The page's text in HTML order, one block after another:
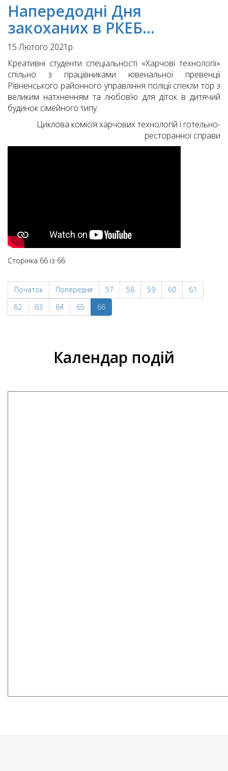
Напередодні Дня
закоханих в РКЕБ…
15 Лютого 2021р.
Креативні студенти спеціальності «Харчові технології»
спільно з працівниками ювенальної превенції
Рівненського районного управління поліції спекли тор з
великим натхненням та любов’ю для діток в дитячий
будинок сімейного типу.
Циклова комісія харчових технологій і готельно-
ресторанної справи
Сторінка 66 із 66
Початок Попередня 57 58 59 60
61
62
63 64 65 66
Календар подій